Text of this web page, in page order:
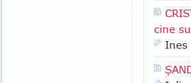
cine
Ines